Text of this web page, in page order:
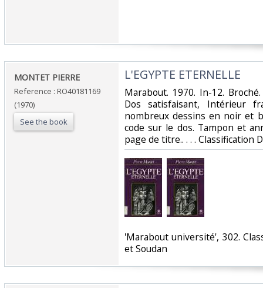
‎MONTET PIERRE‎
Reference : RO40181169
(1970)
See the book
‎L'EGYPTE ETERNELLE‎
‎Marabout. 1970. In-12.
Dos satisfaisant, Intérieur
nombreux dessins en noir et
code sur le dos. Tampon et
page de titre.. . . . Classification
‎'Marabout université', 302.
et Soudan‎